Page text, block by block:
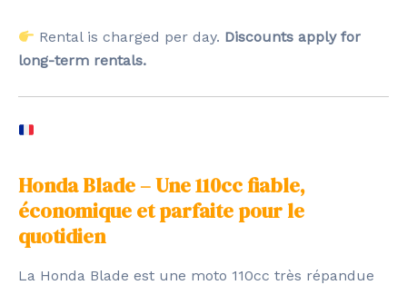
Rental is charged per day. Discounts apply for
long-term rentals.
Honda Blade – Une 110cc fiable,
économique et parfaite pour le
quotidien
La Honda Blade est une moto 110cc très répandue